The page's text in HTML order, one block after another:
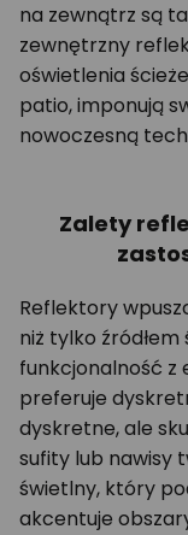
na zewnątrz są
zewnętrzny
oświetlenia
patio, imponują
nowoczesną
Zalety
Reflektory
niż tylko źródłem
funkcjonalność z
preferuje
dyskretne, ale
sufity lub nawisy
świetlny, który
akcentuje